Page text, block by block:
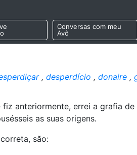
Conversas com meu
Avô
, desperdício , donaire ,
anteriormente, errei a grafia
as suas origens.
são: